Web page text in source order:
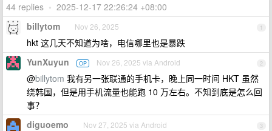
44 replies • 2025-12-17 22:26:24 +08:00
1
billytom Nov 26, 2025
hkt 这几天不知道为啥，电信哪里也是暴跌
2
YunXuyun OP Nov 26, 2025 via Android
@billytom 我有另一张联通的手机卡，晚上同一时间 HKT 虽然
绕韩国，但是用手机流量也能跑 10 万左右。不知到底是怎么回
事？
3
diguoemo Nov 27, 2025 via Android